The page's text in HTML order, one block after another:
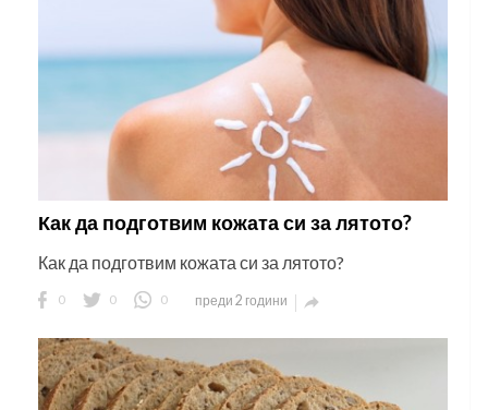
Как да подготвим кожата си за лятото?
Как да подготвим кожата си за лятото?
0 0 0 преди 2 години 